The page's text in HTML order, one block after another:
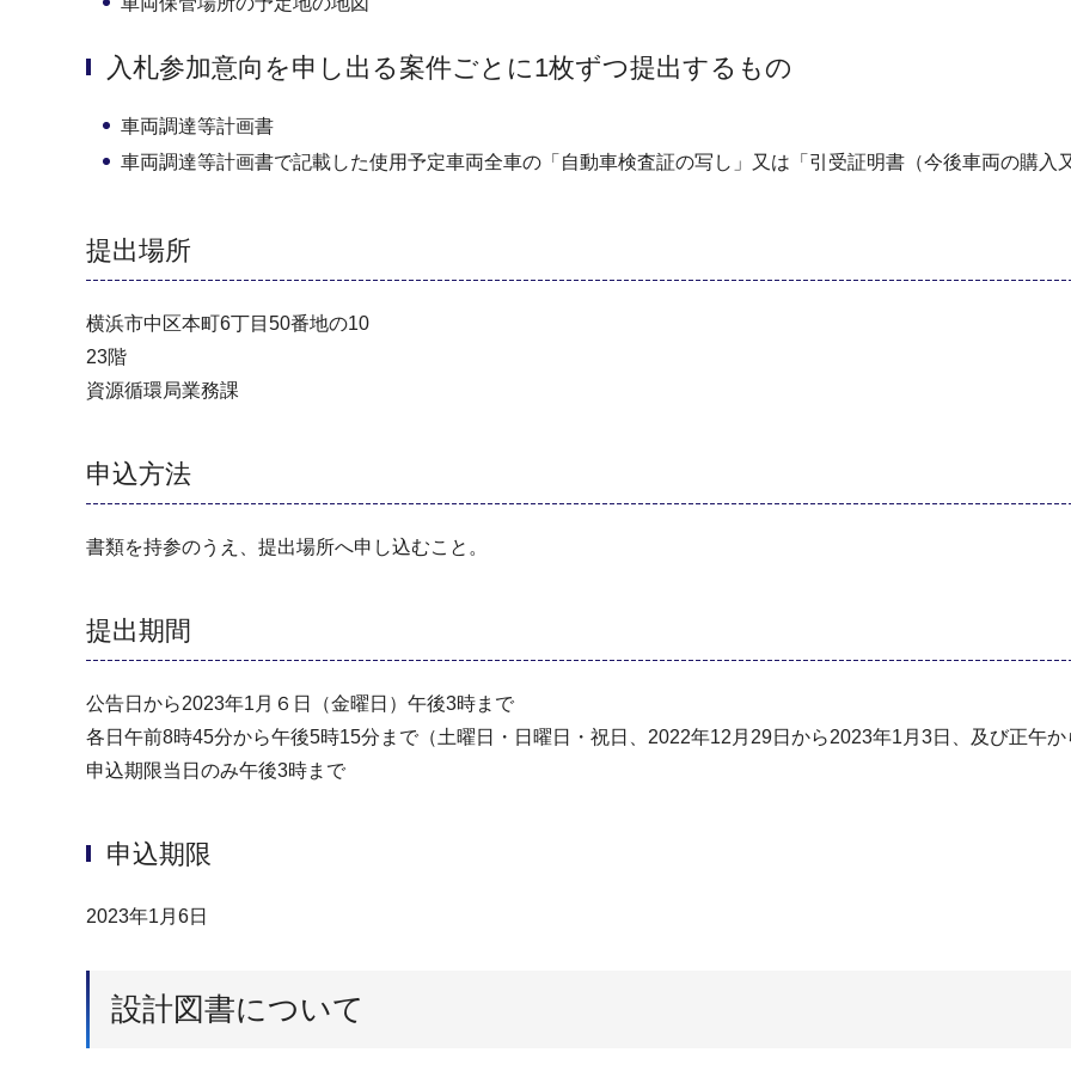
入札参加意向を申し出る案件ごとに1枚ずつ提出するもの
車両調達等計画書
車両調達等計画書で記載した使用予定車両全車の「自動車検査証の写し」又は「引受証明書（今後車両の購入
提出場所
横浜市中区本町6丁目50番地の10
23階
資源循環局業務課
申込方法
書類を持参のうえ、提出場所へ申し込むこと。
提出期間
公告日から2023年1月６日（金曜日）午後3時まで
各日午前8時45分から午後5時15分まで（⼟曜日・⽇曜日・祝⽇、2022年12⽉29⽇から2023年1⽉3⽇、及び正午か
申込期限当日のみ午後3時まで
申込期限
2023年1月6日
設計図書について